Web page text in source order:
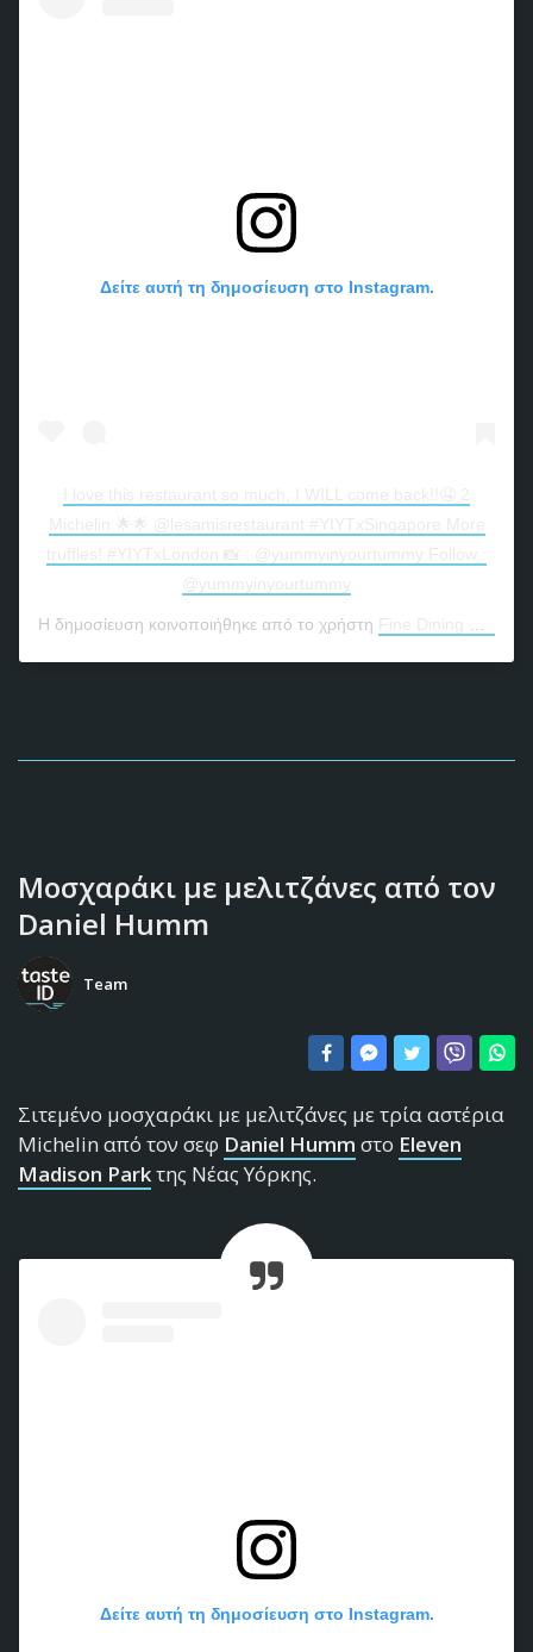
Δείτε αυτή τη δημοσίευση στο Instagram.
Η δημοσίευση κοινοποιήθηκε από το χρήστη
Μοσχαράκι με μελιτζάνες από τον
Daniel Humm
Team
Σιτεμένο μοσχαράκι με μελιτζάνες με τρία αστέρια
Michelin από τον σεφ Daniel Humm στο Eleven
Madison Parkτης Νέας Υόρκης.
Δείτε αυτή τη δημοσίευση στο Instagram.